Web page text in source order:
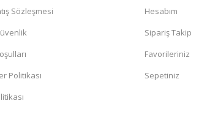
Sözleşmesi
Politikası
Hesabım
Sipariş Takip
Favorileriniz
Sepetiniz